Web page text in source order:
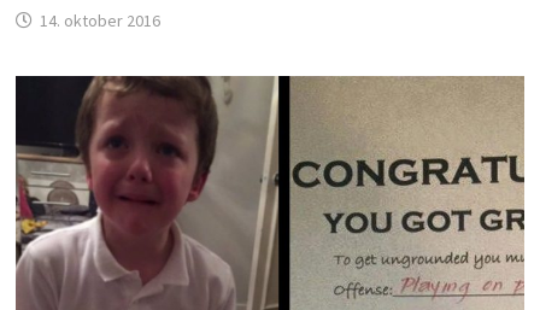
14. oktober 2016